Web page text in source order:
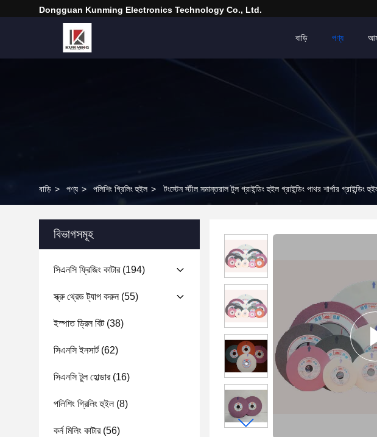
Dongguan Kunming Electronics Technology Co., Ltd.
বাড়ি পণ্য
বাড়ি > পণ্য > পলিশিং গ্রিলিং হুইল > টংস্টেন স্টীল সমান্তরাল টুল গ্রাইন্ডিং হুইল গ্রাইন্ডিং পাথর শার্পার গ্রাইন্ডিং
বিভাগসমূহ
সিএনসি ফ্রিজিং কাটার(194)
স্ক্রু থ্রেড ট্যাপ করুন(55)
ইস্পাত ড্রিল বিট(38)
সিএনসি ইনসার্ট(62)
সিএনসি টুল হোল্ডার(16)
পলিশিং গ্রিলিং হুইল(8)
কর্ন মিলিং কাটার(56)